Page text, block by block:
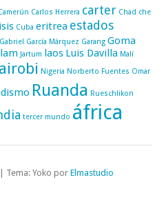
Carlos Herrera carter Chad che
Cuba eritrea estados
Gabriel García Márquez Garang Goma
Jartum laos Luis Davilla Malí
Nigeria Norberto Fuentes Omar
Ruanda Rueschlikon
tercer mundo áfrica
| Tema: Yoko por Elmastudio